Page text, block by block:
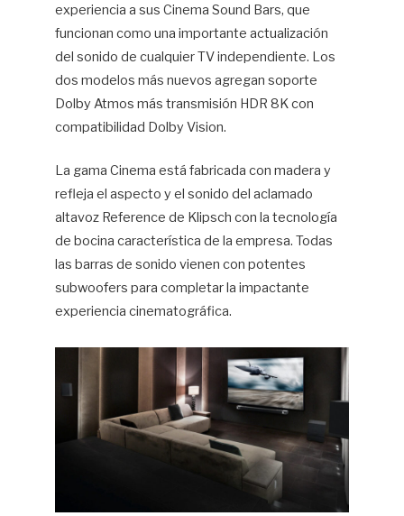
experiencia a sus Cinema Sound Bars, que
funcionan como una importante actualización
del sonido de cualquier TV independiente. Los
dos modelos más nuevos agregan soporte
Dolby Atmos más transmisión HDR 8K con
compatibilidad Dolby Vision.
La gama Cinema está fabricada con madera y
refleja el aspecto y el sonido del aclamado
altavoz Reference de Klipsch con la tecnología
de bocina característica de la empresa. Todas
las barras de sonido vienen con potentes
subwoofers para completar la impactante
experiencia cinematográfica.